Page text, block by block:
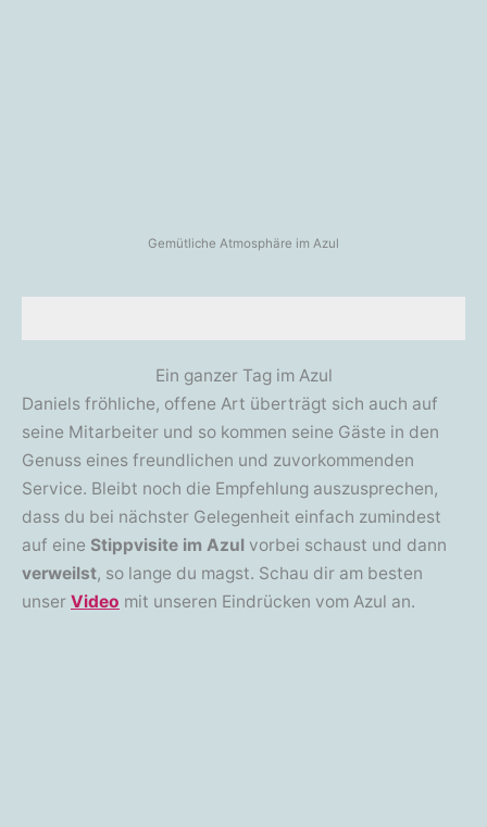
Gemütliche Atmosphäre im Azul
Ein ganzer Tag im Azul
Daniels fröhliche, offene Art überträgt sich auch auf
seine Mitarbeiter und so kommen seine Gäste in den
Genuss eines freundlichen und zuvorkommenden
Service. Bleibt noch die Empfehlung auszusprechen,
dass du bei nächster Gelegenheit einfach zumindest
auf eine Stippvisite im Azul vorbei schaust und dann
verweilst, so lange du magst. Schau dir am besten
unser Video mit unseren Eindrücken vom Azul an.